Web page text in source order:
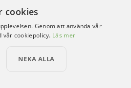
cookies
Genom att använda vår
vår cookiepolicy. Läs mer
NEKA ALLA